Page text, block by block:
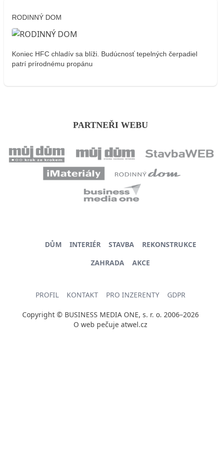
RODINNÝ DOM
Koniec HFC chladív sa blíži. Budúcnosť tepelných čerpadiel
patrí prírodnému propánu
PARTNEŘI WEBU
DŮM INTERIÉR STAVBA
REKONSTRUKCE
ZAHRADA
AKCE
PROFIL KONTAKT PRO INZERENTY GDPR
Copyright © BUSINESS MEDIA ONE, s. r. o. 2006–2026